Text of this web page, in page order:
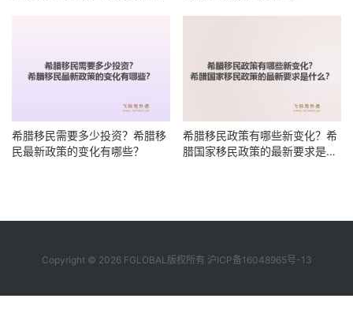
希腊移民需要多少投资？希腊移
民最新政策的变化有哪些？
希腊移民政策有哪些新变化？希
腊国家移民政策的最新要求是什
Copyright © 2026 FGLOBAL版权所有 沪ICP备16048965号-13